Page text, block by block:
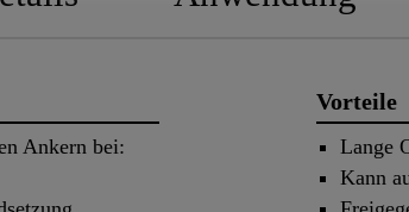
Ankern bei:
Vorteile
Lange
Kann